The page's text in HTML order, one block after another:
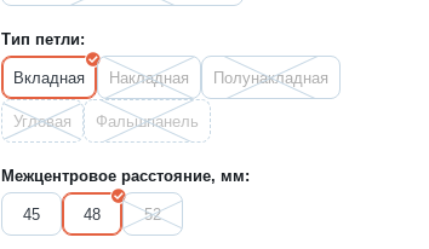
Тип петли:
Вкладная Накладная Полунакладная
Угловая Фальшпанель
Межцентровое расстояние, мм:
45 48 52